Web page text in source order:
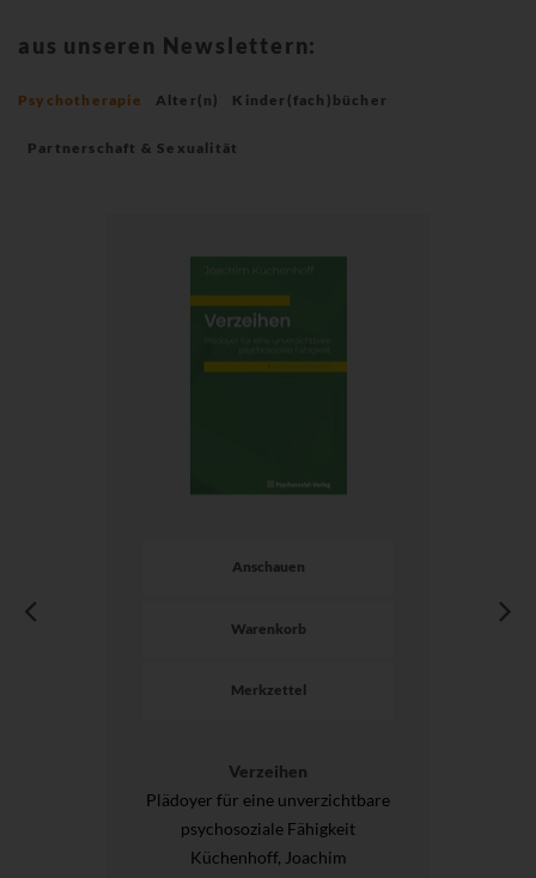
aus unseren Newslettern:
Psychotherapie Alter(n) Kinder(fach)bücher
Partnerschaft & Sexualität
Anschauen
Warenkorb
Merkzettel
Verzeihen
Plädoyer für eine unverzichtbare
psychosoziale Fähigkeit
Küchenhoff, Joachim